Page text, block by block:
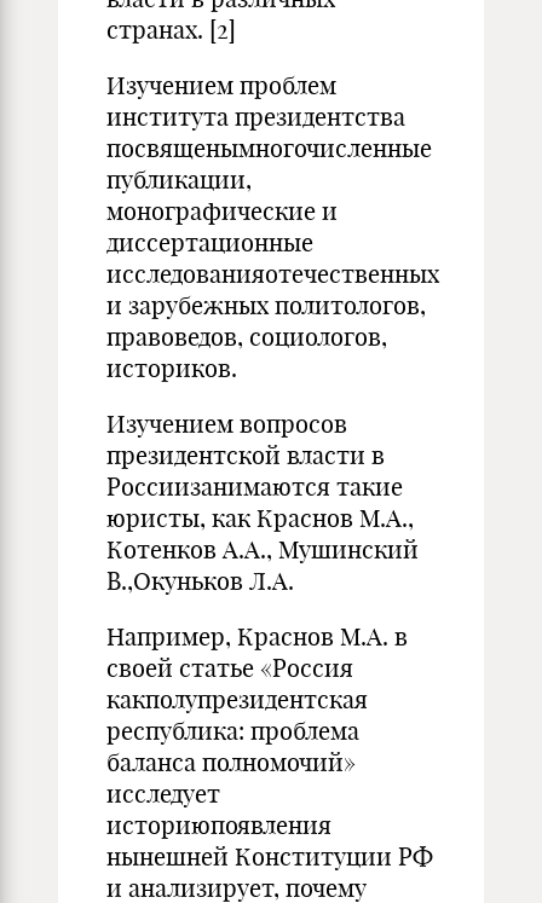
странах. [2]
Изучением проблем
института президентства
посвященымногочисленные
публикации,
монографические и
диссертационные
исследованияотечественных
и зарубежных политологов,
правоведов, социологов,
историков.
Изучением вопросов
президентской власти в
Россиизанимаются такие
юристы, как Краснов М.А.,
Котенков А.А., Мушинский
В.,Окуньков Л.А.
Например, Краснов М.А. в
своей статье «Россия
какполупрезидентская
республика: проблема
баланса полномочий»
исследует
историюпоявления
нынешней Конституции РФ
и анализирует, почему